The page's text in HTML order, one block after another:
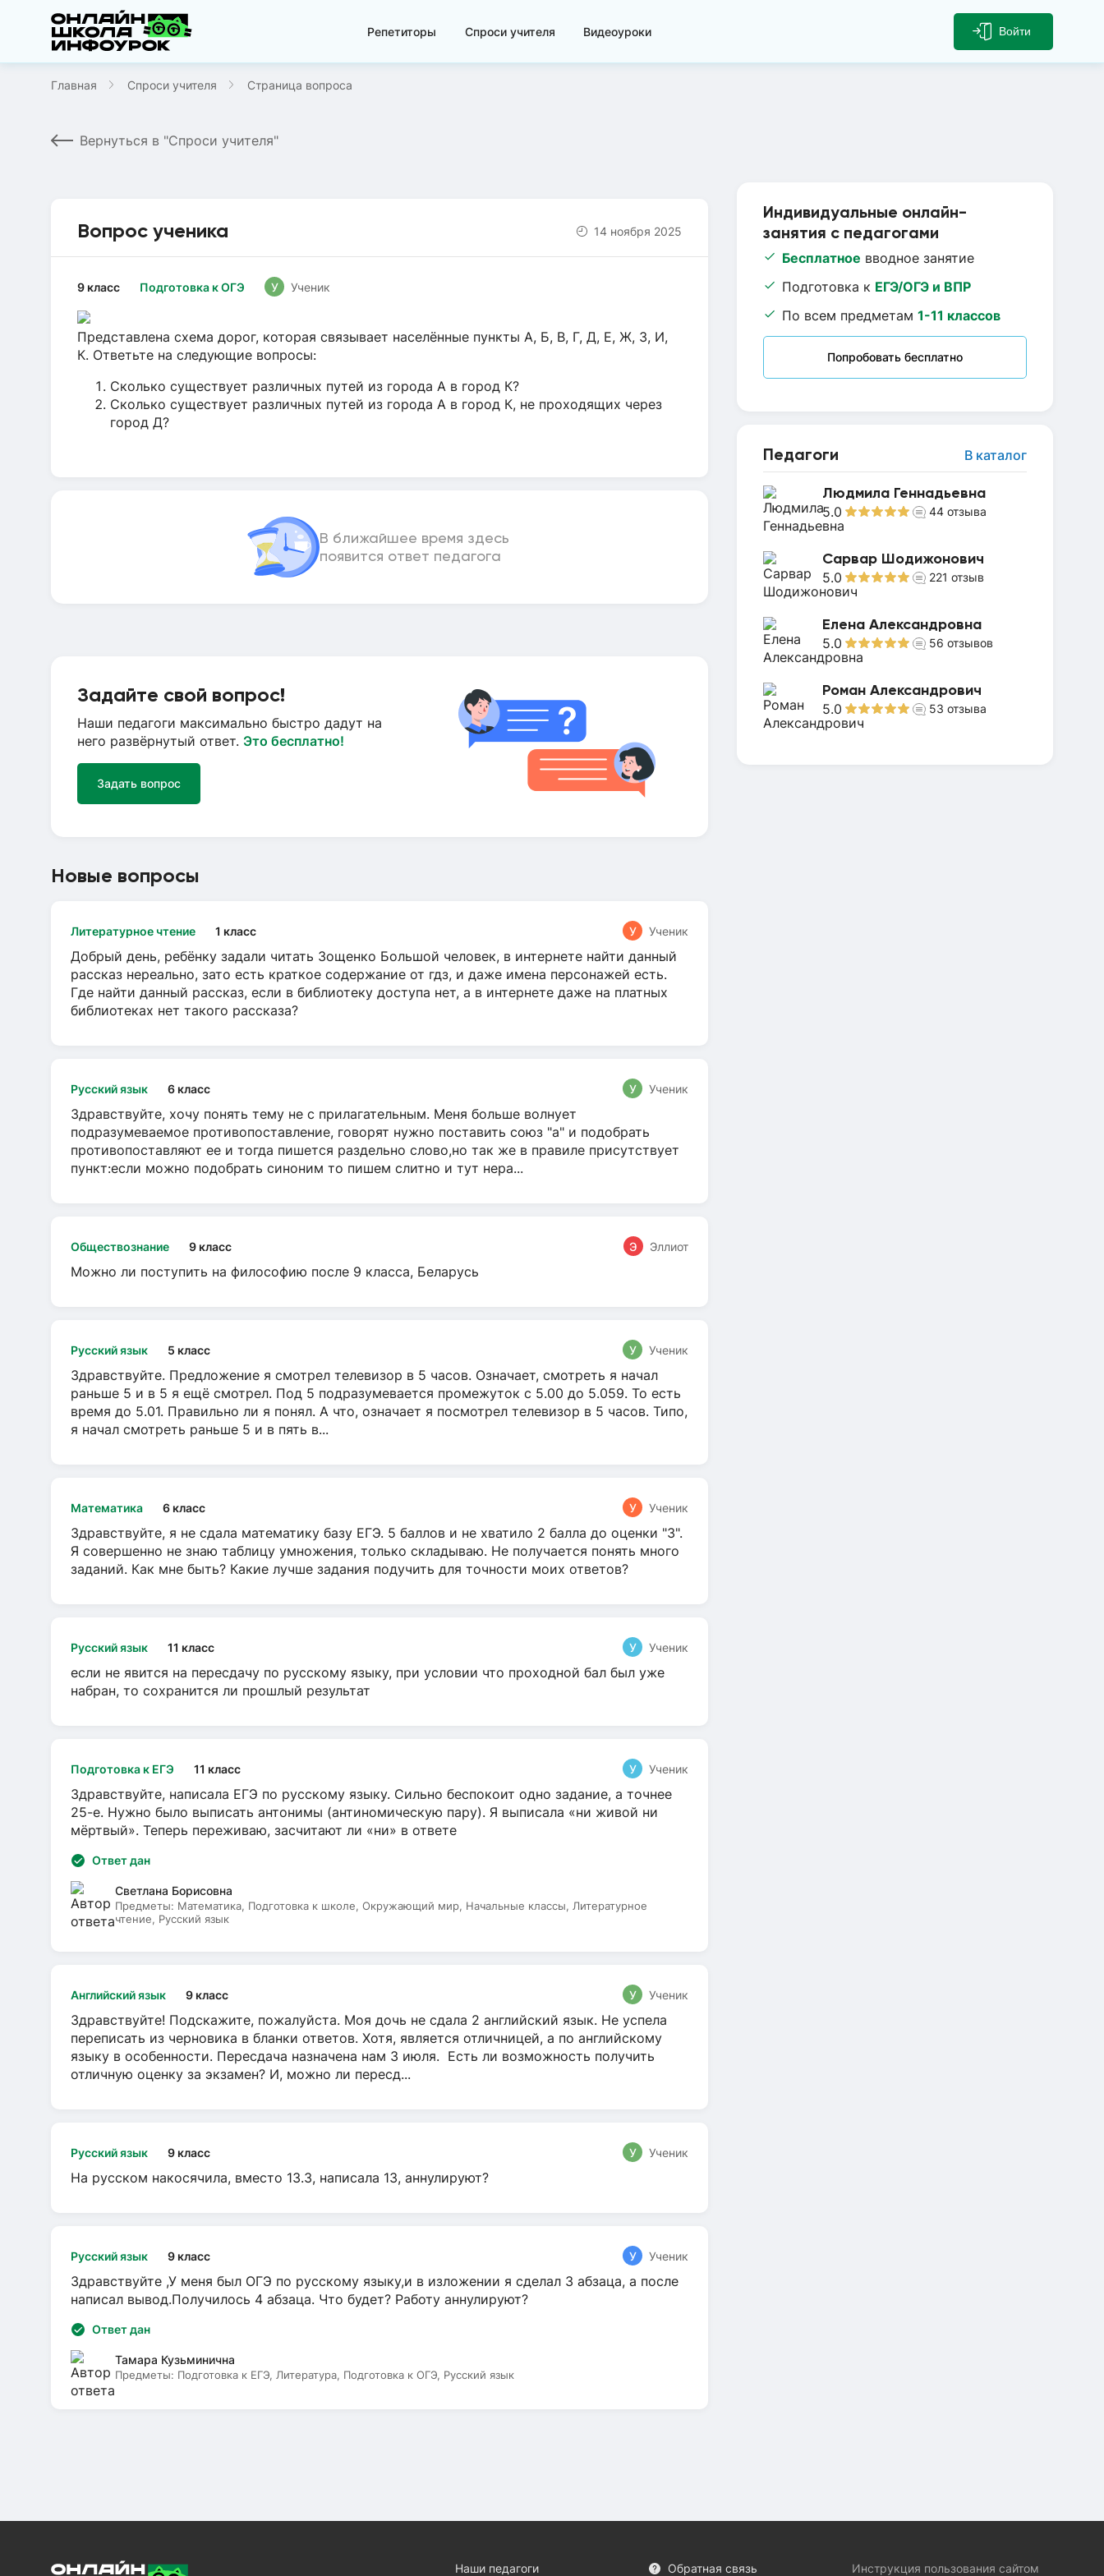
Репетиторы Спроси учителя Видеоуроки Войти
Главная Спроси учителя Страница вопроса
Вернуться в "Спроси учителя"
Индивидуальные онлайн-
занятия с педагогами
Бесплатное вводное занятие
Подготовка к ЕГЭ/ОГЭ и ВПР
По всем предметам 1-11 классов
Попробовать бесплатно
Педагоги В каталог
Людмила Геннадьевна
5.0 44 отзыва
Сарвар Шодижонович
5.0 221 отзыв
Елена Александровна
5.0 56 отзывов
Роман Александрович
5.0 53 отзыва
Вопрос ученика 14 ноября 2025
Подготовка к ОГЭ
9 класс У Ученик
Представлена схема дорог, которая связывает населённые пункты А, Б, В, Г, Д, Е, Ж, 3, И,
К. Ответьте на следующие вопросы:
Сколько существует различных путей из города А в город К?
Сколько существует различных путей из города А в город К, не проходящих через
город Д?
В ближайшее время здесь
появится ответ педагога
Задайте свой вопрос!
Наши педагоги максимально быстро дадут на
него развёрнутый ответ. Это бесплатно!
Задать вопрос
Новые вопросы
Литературное чтение 1 класс У Ученик
Добрый день, ребёнку задали читать Зощенко Большой человек, в интернете найти данный
рассказ нереально, зато есть краткое содержание от гдз, и даже имена персонажей есть.
Где найти данный рассказ, если в библиотеку доступа нет, а в интернете даже на платных
библиотеках нет такого рассказа?
Русский язык 6 класс У Ученик
Здравствуйте, хочу понять тему не с прилагательным. Меня больше волнует
подразумеваемое противопоставление, говорят нужно поставить союз "а" и подобрать
противопоставляют ее и тогда пишется раздельно слово,но так же в правиле присутствует
пункт:если можно подобрать синоним то пишем слитно и тут нера...
Обществознание 9 класс Э Эллиот
Можно ли поступить на философию после 9 класса, Беларусь
Русский язык 5 класс У Ученик
Здравствуйте. Предложение я смотрел телевизор в 5 часов. Означает, смотреть я начал
раньше 5 и в 5 я ещё смотрел. Под 5 подразумевается промежуток с 5.00 до 5.059. То есть
время до 5.01. Правильно ли я понял. А что, означает я посмотрел телевизор в 5 часов. Типо,
я начал смотреть раньше 5 и в пять в...
Математика 6 класс У Ученик
Здравствуйте, я не сдала математику базу ЕГЭ. 5 баллов и не хватило 2 балла до оценки "3".
Я совершенно не знаю таблицу умножения, только складываю. Не получается понять много
заданий. Как мне быть? Какие лучше задания подучить для точности моих ответов?
Русский язык 11 класс У Ученик
если не явится на пересдачу по русскому языку, при условии что проходной бал был уже
набран, то сохранится ли прошлый результат
Подготовка к ЕГЭ 11 класс У Ученик
Здравствуйте, написала ЕГЭ по русскому языку. Сильно беспокоит одно задание, а точнее
25-е. Нужно было выписать антонимы (антиномическую пару). Я выписала «ни живой ни
мёртвый». Теперь переживаю, засчитают ли «ни» в ответе
Ответ дан
Светлана Борисовна
Предметы: Математика, Подготовка к школе, Окружающий мир, Начальные классы, Литературное
чтение, Русский язык
Английский язык 9 класс У Ученик
Здравствуйте! Подскажите, пожалуйста. Моя дочь не сдала 2 английский язык. Не успела
переписать из черновика в бланки ответов. Хотя, является отличницей, а по английскому
языку в особенности. Пересдача назначена нам 3 июля. Есть ли возможность получить
отличную оценку за экзамен? И, можно ли пересд...
Русский язык 9 класс У Ученик
На русском накосячила, вместо 13.3, написала 13, аннулируют?
Русский язык 9 класс У Ученик
Здравствуйте ,У меня был ОГЭ по русскому языку,и в изложении я сделал 3 абзаца, а после
написал вывод.Получилось 4 абзаца. Что будет? Работу аннулируют?
Ответ дан
Тамара Кузьминична
Предметы: Подготовка к ЕГЭ, Литература, Подготовка к ОГЭ, Русский язык
Наши педагоги Обратная связь Инструкция пользования сайтом